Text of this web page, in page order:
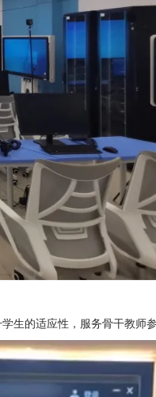
生的适应性，服务骨干教师